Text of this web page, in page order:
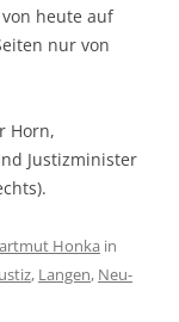
heute auf
nur von
Horn,
Justizminister
Honka in
, Langen, Neu-